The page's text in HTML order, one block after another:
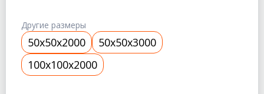
Другие размеры
50x50x2000
50x50x3000
100x100x2000